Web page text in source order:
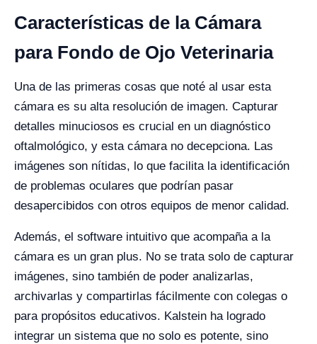
Características de la Cámara
para Fondo de Ojo Veterinaria
Una de las primeras cosas que noté al usar esta
cámara es su alta resolución de imagen. Capturar
detalles minuciosos es crucial en un diagnóstico
oftalmológico, y esta cámara no decepciona. Las
imágenes son nítidas, lo que facilita la identificación
de problemas oculares que podrían pasar
desapercibidos con otros equipos de menor calidad.
Además, el software intuitivo que acompaña a la
cámara es un gran plus. No se trata solo de capturar
imágenes, sino también de poder analizarlas,
archivarlas y compartirlas fácilmente con colegas o
para propósitos educativos. Kalstein ha logrado
integrar un sistema que no solo es potente, sino